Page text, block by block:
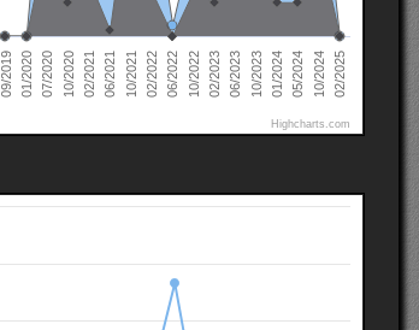
09/2019 01/2020 07/2020 10/2020 02/2021 06/2021 10/2021 02/2022 06/2022 10/2022 02/2023 06/2023 10/2023 01/2024 05/2024 10/2024 02/2025
Highcharts.com